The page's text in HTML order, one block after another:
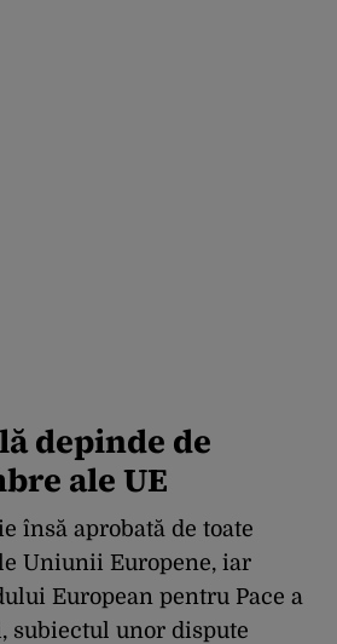
depinde de
ale UE
însă aprobată de toate
Uniunii Europene, iar
European pentru Pace a
subiectul unor dispute